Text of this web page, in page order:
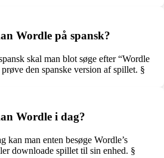
Wordle på spansk?
skal man blot søge efter “Wordle
den spanske version af spillet. §
Wordle i dag?
kan man enten besøge Wordle’s
downloade spillet til sin enhed. §